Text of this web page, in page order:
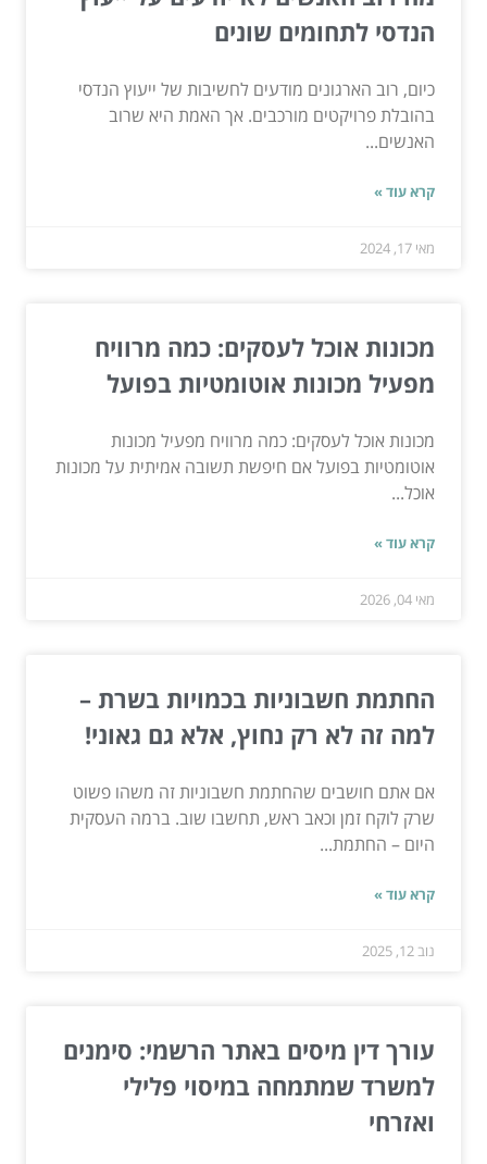
הנדסי לתחומים שונים
כיום, רוב הארגונים מודעים לחשיבות של ייעוץ הנדסי
בהובלת פרויקטים מורכבים. אך האמת היא שרוב
האנשים...
קרא עוד »
מאי 17, 2024
מכונות אוכל לעסקים: כמה מרוויח
מפעיל מכונות אוטומטיות בפועל
מכונות אוכל לעסקים: כמה מרוויח מפעיל מכונות
אוטומטיות בפועל אם חיפשת תשובה אמיתית על מכונות
אוכל...
קרא עוד »
מאי 04, 2026
החתמת חשבוניות בכמויות בשרת –
למה זה לא רק נחוץ, אלא גם גאוני!
אם אתם חושבים שהחתמת חשבוניות זה משהו פשוט
שרק לוקח זמן וכאב ראש, תחשבו שוב. ברמה העסקית
היום – החתמת...
קרא עוד »
נוב 12, 2025
עורך דין מיסים באתר הרשמי: סימנים
למשרד שמתמחה במיסוי פלילי
ואזרחי